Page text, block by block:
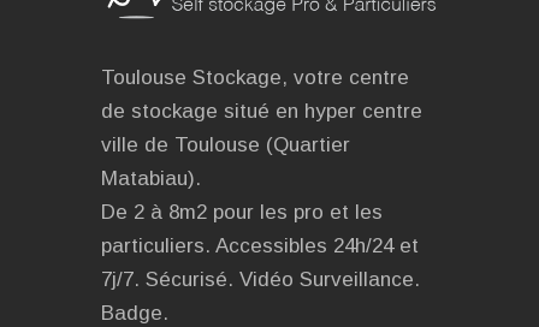
Toulouse Stockage, votre centre
de stockage situé en hyper centre
ville de Toulouse (Quartier
Matabiau).
De 2 à 8m2 pour les pro et les
particuliers. Accessibles 24h/24 et
7j/7. Sécurisé. Vidéo Surveillance.
Badge.